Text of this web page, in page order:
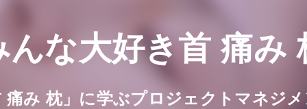
んな大好き首 痛み
痛み 枕」に学ぶプロジェクトマネジ